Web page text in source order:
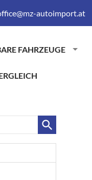
autoimport.at
FAHRZEUGE